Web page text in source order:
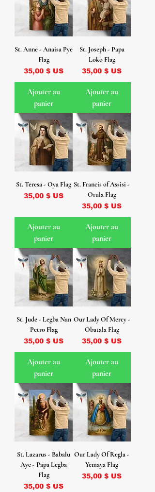
St. Anne - Anaisa Pye
Flag
Prix
35,00 $ US
Ajouter au
panier
St. Joseph - Papa
Loko Flag
Prix
35,00 $ US
Ajouter au
panier
St. Teresa - Oya Flag
Prix
35,00 $ US
Ajouter au
panier
St. Francis of Assisi -
Orula Flag
Prix
35,00 $ US
Ajouter au
panier
St. Jude - Legba Nan
Petro Flag
Prix
35,00 $ US
Ajouter au
panier
Our Lady Of Mercy -
Obatala Flag
Prix
35,00 $ US
Ajouter au
panier
St. Lazarus - Babalu
Aye - Papa Legba
Flag
Prix
35,00 $ US
Our Lady Of Regla -
Yemaya Flag
Prix
35,00 $ US